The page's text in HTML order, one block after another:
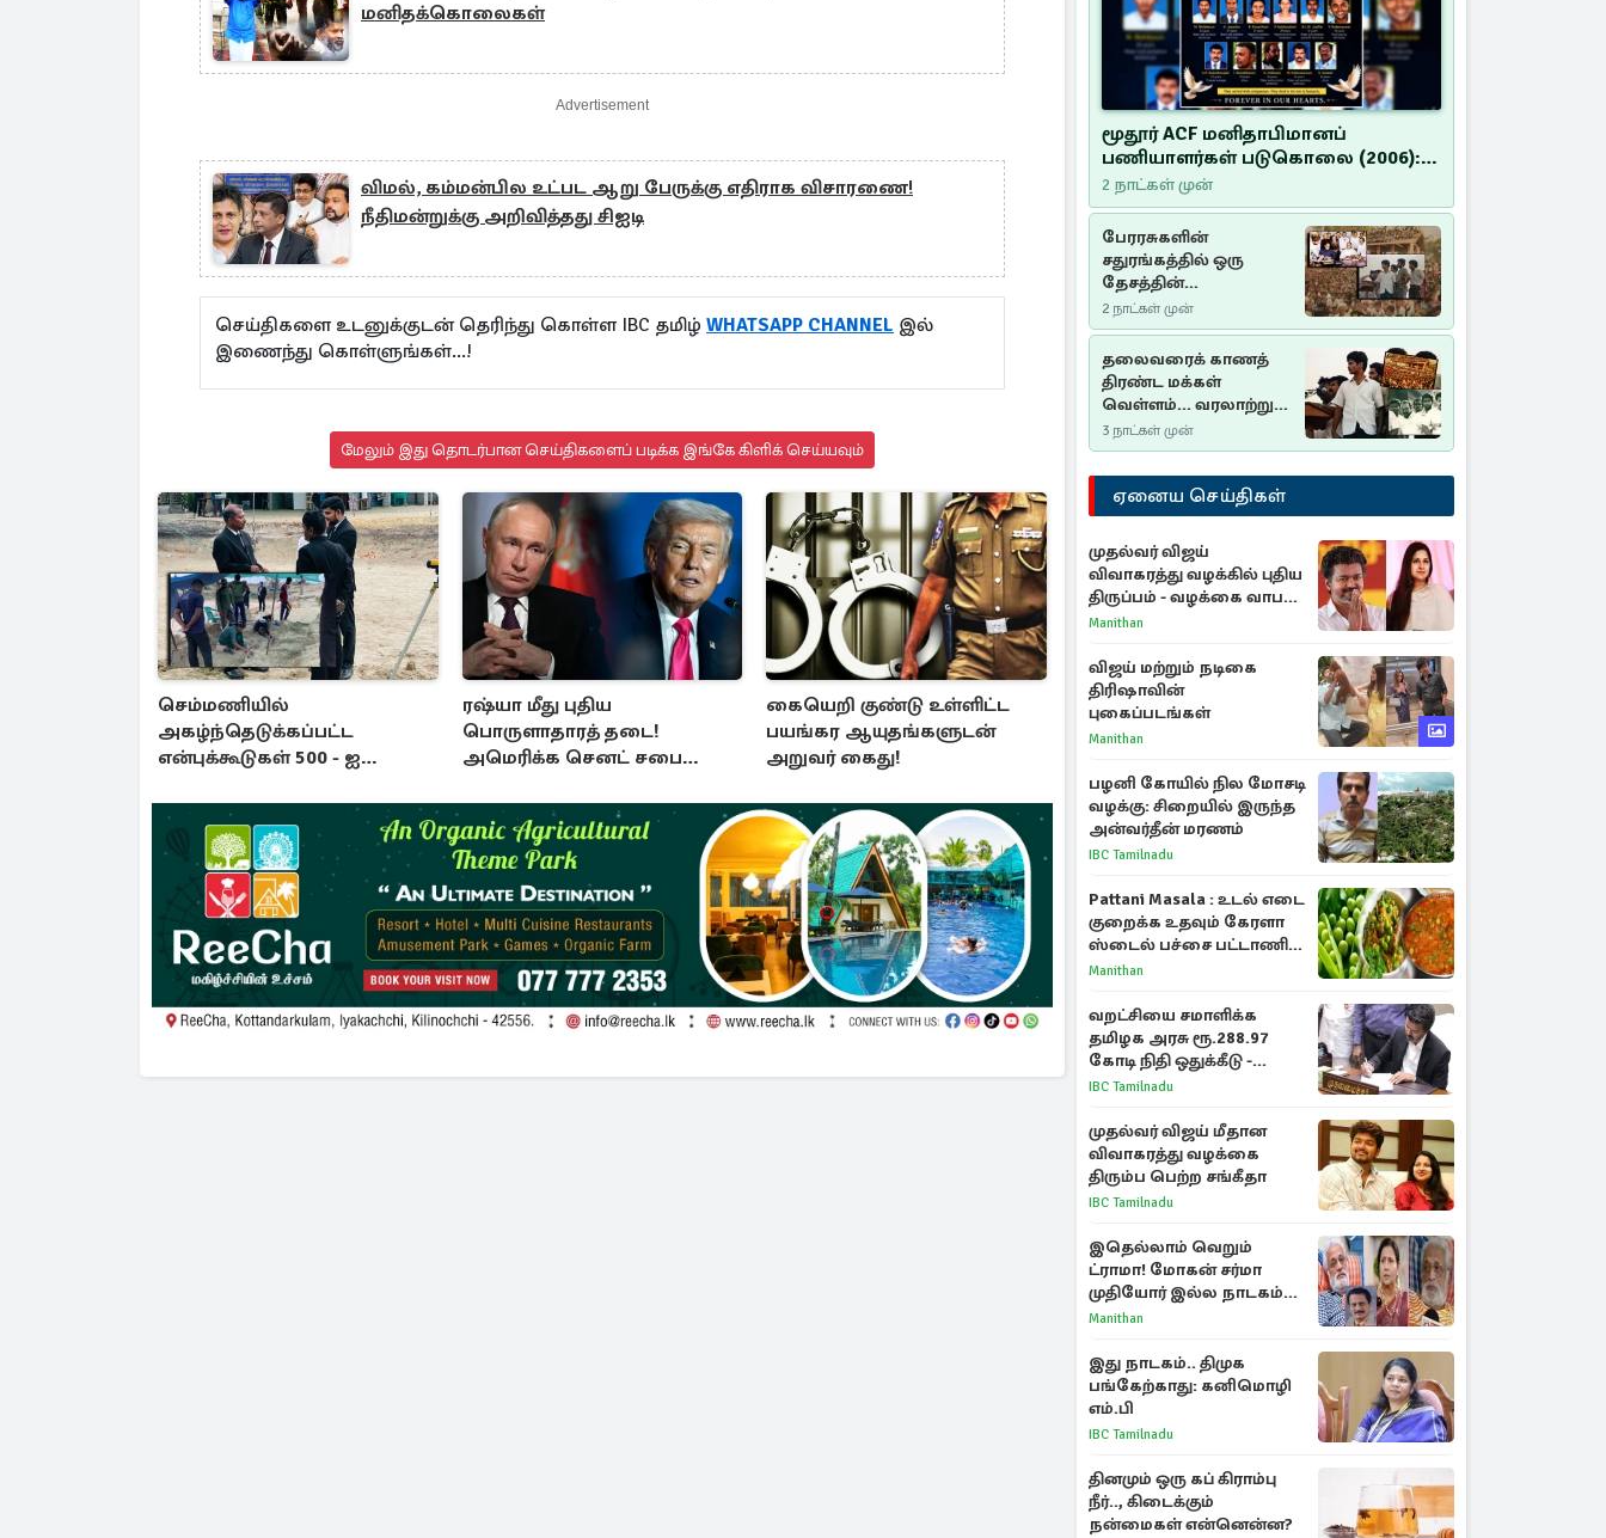
மனிதக்கொலைகள்
Advertisement
விமல், கம்மன்பில உட்பட ஆறு பேருக்கு எதிராக விசாரணை!
நீதிமன்றுக்கு அறிவித்தது சிஐடி
செய்திகளை உடனுக்குடன் தெரிந்து கொள்ள IBC தமிழ் WHATSAPP CHANNEL இல்
இணைந்து கொள்ளுங்கள்...!
மேலும் இது தொடர்பான செய்திகளைப் படிக்க இங்கே கிளிக் செய்யவும்
செம்மணியில்
அகழ்ந்தெடுக்கப்பட்ட
என்புக்கூடுகள் 500 - ஐ
ரஷ்யா மீது புதிய
பொருளாதாரத் தடை!
அமெரிக்க செனட் சபை
கையெறி குண்டு உள்ளிட்ட
பயங்கர ஆயுதங்களுடன்
அறுவர் கைது!
மூதூர் ACF மனிதாபிமானப்
பணியாளர்கள் படுகொலை (2006):
20 ஆண்டுகளாகியும் நீதி
மறுக்கப்பட்ட மனிதாபிமானப்
பேரவலம்
2 நாட்கள் முன்
பேரரசுகளின்
சதுரங்கத்தில் ஒரு
தேசத்தின்
தீர்க்கதரிசனம் :
சுதுமலை பிரகடனம்
ஒரு வரலாற்றுப் பாடம்
2 நாட்கள் முன்
தலைவரைக் காணத்
திரண்ட மக்கள்
வெள்ளம்... வரலாற்றுச்
சிறப்புமிக்க சுதுமலைப்
பிரகடனம்…
3 நாட்கள் முன்
ஏனைய செய்திகள்
முதல்வர் விஜய்
விவாகரத்து வழக்கில் புதிய
திருப்பம் - வழக்கை வாபஸ்
பெற்ற சங்கீதா!
Manithan
விஜய் மற்றும் நடிகை
திரிஷாவின்
புகைப்படங்கள்
Manithan
பழனி கோயில் நில மோசடி
வழக்கு: சிறையில் இருந்த
அன்வர்தீன் மரணம்
IBC Tamilnadu
Pattani Masala : உடல் எடை
குறைக்க உதவும் கேரளா
ஸ்டைல் பச்சை பட்டாணி
கிரேவி
Manithan
வறட்சியை சமாளிக்க
தமிழக அரசு ரூ.288.97
கோடி நிதி ஒதுக்கீடு -
வெளியான அரசாணை
IBC Tamilnadu
முதல்வர் விஜய் மீதான
விவாகரத்து வழக்கை
திரும்ப பெற்ற சங்கீதா
IBC Tamilnadu
இதெல்லாம் வெறும்
ட்ராமா! மோகன் சர்மா
முதியோர் இல்ல நாடகம்
குறித்து குட்டி பத்மினி
Manithan
இது நாடகம்.. திமுக
பங்கேற்காது: கனிமொழி
எம்.பி
IBC Tamilnadu
தினமும் ஒரு கப் கிராம்பு
நீர்.., கிடைக்கும்
நன்மைகள் என்னென்ன?